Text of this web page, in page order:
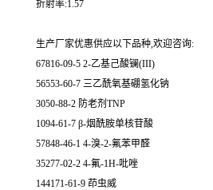
折射率:1.57
生产厂家优惠供应以下品种,欢迎咨询:
67816-09-5 2-乙基己酸镧(III)
56553-60-7 三乙酰氧基硼氢化钠
3050-88-2 防老剂TNP
1094-61-7 β-烟酰胺单核苷酸
57848-46-1 4-溴-2-氟苯甲醛
35277-02-2 4-氟-1H-吡唑
144171-61-9 茚虫威